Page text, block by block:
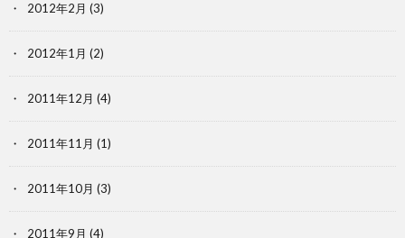
2012年2月 (3)
2012年1月 (2)
2011年12月 (4)
2011年11月 (1)
2011年10月 (3)
2011年9月 (4)